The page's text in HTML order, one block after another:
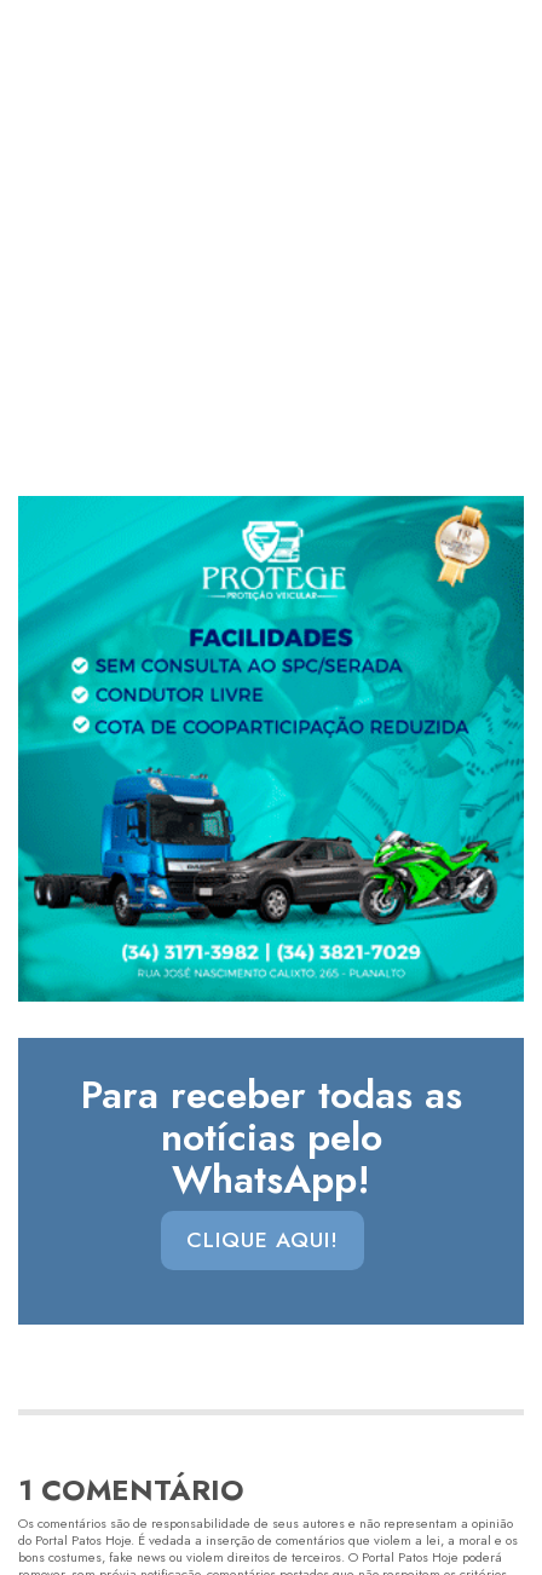
Para receber todas as
notícias pelo
WhatsApp!
CLIQUE AQUI!
1 COMENTÁRIO
Os comentários são de responsabilidade de seus autores e não representam a opinião
do Portal Patos Hoje. É vedada a inserção de comentários que violem a lei, a moral e os
bons costumes, fake news ou violem direitos de terceiros. O Portal Patos Hoje poderá